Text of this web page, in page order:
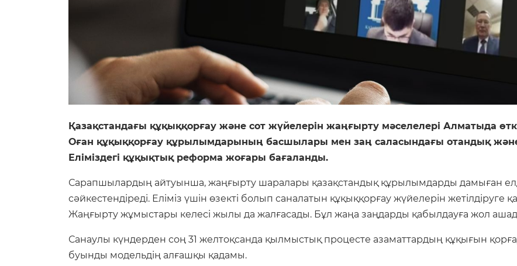
Қазақстандағы құқыққорғау және сот жүйелерін жаңғырту мәселелері Алматыда
Оған құқыққорғау құрылымдарының басшылары мен заң саласындағы отандық
Еліміздегі құқықтық реформа жоғары бағаланды.
Сарапшылардың айтуынша, жаңғырту шаралары қазақстандық құрылымдарды дамыған
сәйкестендіреді. Еліміз үшін өзекті болып саналатын құқыққорғау жүйелерін жетілдіруге
Жаңғырту жұмыстары келесі жылы да жалғасады. Бұл жаңа заңдарды қабылдауға жол
Санаулы күндерден соң 31 желтоқсанда қылмыстық процесте азаматтардың құқығын
буынды модельдің алғашқы қадамы.